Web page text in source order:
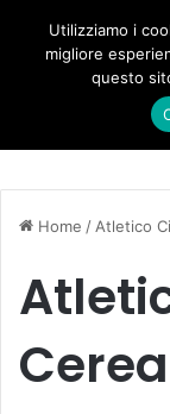
Forza Italia, il
Home / Atletico
Cerea
Utilizziamo i
migliore
questo